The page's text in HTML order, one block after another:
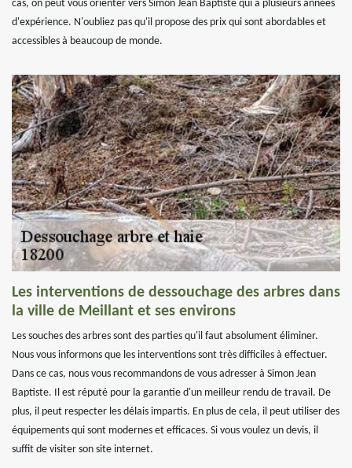
cas, on peut vous orienter vers Simon Jean Baptiste qui a plusieurs années
d'expérience. N'oubliez pas qu'il propose des prix qui sont abordables et
accessibles à beaucoup de monde.
Les interventions de dessouchage des arbres dans
la ville de Meillant et ses environs
Les souches des arbres sont des parties qu'il faut absolument éliminer.
Nous vous informons que les interventions sont très difficiles à effectuer.
Dans ce cas, nous vous recommandons de vous adresser à Simon Jean
Baptiste. Il est réputé pour la garantie d'un meilleur rendu de travail. De
plus, il peut respecter les délais impartis. En plus de cela, il peut utiliser des
équipements qui sont modernes et efficaces. Si vous voulez un devis, il
suffit de visiter son site internet.